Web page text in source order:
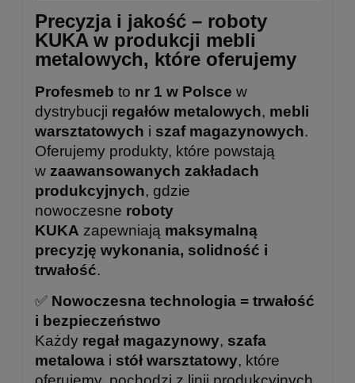
Precyzja i jakość – roboty
KUKA w produkcji mebli
metalowych, które oferujemy
Profesmeb to nr 1 w Polsce w
dystrybucji regałów metalowych, mebli
warsztatowych i szaf magazynowych.
Oferujemy produkty, które powstają
w zaawansowanych zakładach
produkcyjnych, gdzie
nowoczesne roboty
KUKA zapewniają maksymalną
precyzję wykonania, solidność i
trwałość.
✅ Nowoczesna technologia = trwałość
i bezpieczeństwo
Każdy regał magazynowy, szafa
metalowa i stół warsztatowy, które